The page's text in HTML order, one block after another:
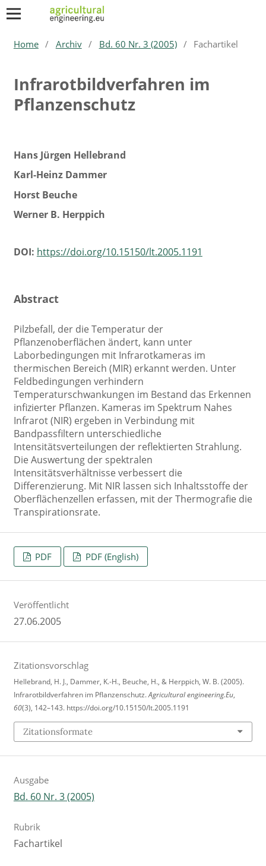
Home / Archiv / Bd. 60 Nr. 3 (2005) / Fachartikel
Infrarotbildverfahren im
Pflanzenschutz
Hans Jürgen Hellebrand
Karl-Heinz Dammer
Horst Beuche
Werner B. Herppich
DOI: https://doi.org/10.15150/lt.2005.1191
Abstract
Pilzbefall, der die Temperatur der
Pflanzenoberflächen ändert, kann unter
Laborbedingungen mit Infrarotkameras im
thermischen Bereich (MIR) erkannt werden. Unter
Feldbedingungen verhindern
Temperaturschwankungen im Bestand das Erkennen
infizierter Pflanzen. Kameras im Spektrum Nahes
Infrarot (NIR) ergeben in Verbindung mit
Bandpassfiltern unterschiedliche
Intensitätsverteilungen der reflektierten Strahlung.
Die Auswertung der spektralen
Intensitätsverhältnisse verbessert die
Differenzierung. Mit NIR lassen sich Inhaltsstoffe der
Oberflächenzellen erfassen, mit der Thermografie die
Transpirationsrate.
PDF PDF (English)
Veröffentlicht
27.06.2005
Zitationsvorschlag
Hellebrand, H. J., Dammer, K.-H., Beuche, H., & Herppich, W. B. (2005).
Infrarotbildverfahren im Pflanzenschutz.Agricultural engineering.Eu,
60(3), 142–143. https://doi.org/10.15150/lt.2005.1191
Zitationsformate
Ausgabe
Bd. 60 Nr. 3 (2005)
Rubrik
Fachartikel